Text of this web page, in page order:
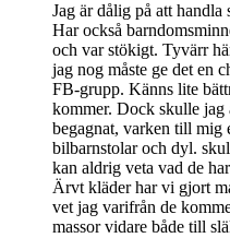
Jag är dålig på att handla
Har också
och var stökigt. Tyvärr
jag nog måste ge det en
FB-grupp. Känns lite
kommer. Dock skulle jag
begagnat, varken till mig
bilbarnstolar och dyl.
kan aldrig veta vad de
Ärvt kläder har vi gjort
vet jag varifrån de
massor vidare både till